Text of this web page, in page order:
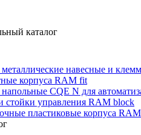
каталог
металлические навесные и
корпуса RAM fit
CQE N для
стойки управления RAM block
пластиковые корпуса